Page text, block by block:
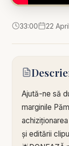
33:00 22
Ajută-ne să
marginile
și editării